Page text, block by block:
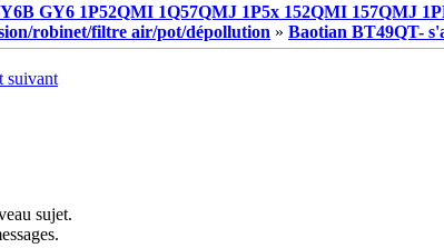
GY6 1P52QMI 1Q57QMJ 1P5x 152QMI 157QMJ
robinet/filtre air/pot/dépollution » Baotian BT49QT-
suivant
sujet.